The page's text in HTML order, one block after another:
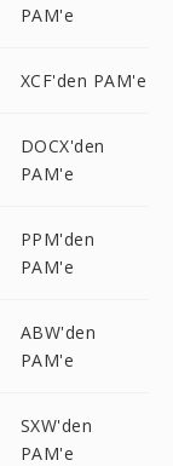
PAM'e
XCF'den PAM'e
DOCX'den
PAM'e
PPM'den
PAM'e
ABW'den
PAM'e
SXW'den
PAM'e